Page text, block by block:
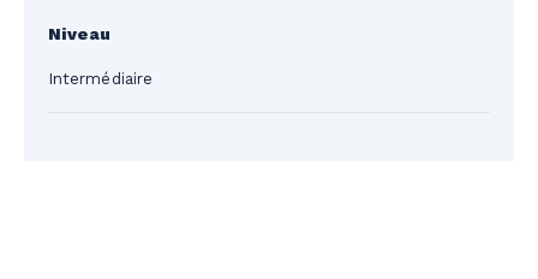
Niveau
Intermédiaire